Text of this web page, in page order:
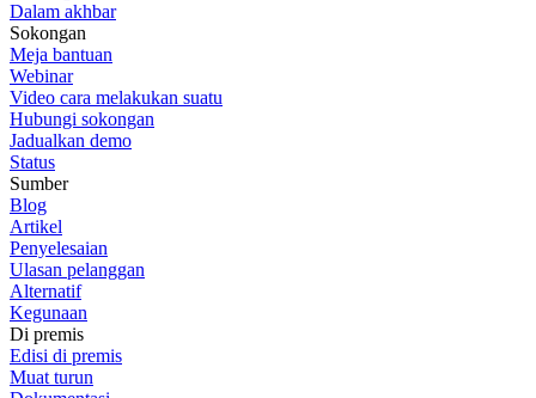
Dalam akhbar
Sokongan
Meja bantuan
Webinar
Video cara melakukan suatu
Hubungi sokongan
Jadualkan demo
Status
Sumber
Blog
Artikel
Penyelesaian
Ulasan pelanggan
Alternatif
Kegunaan
Di premis
Edisi di premis
Muat turun